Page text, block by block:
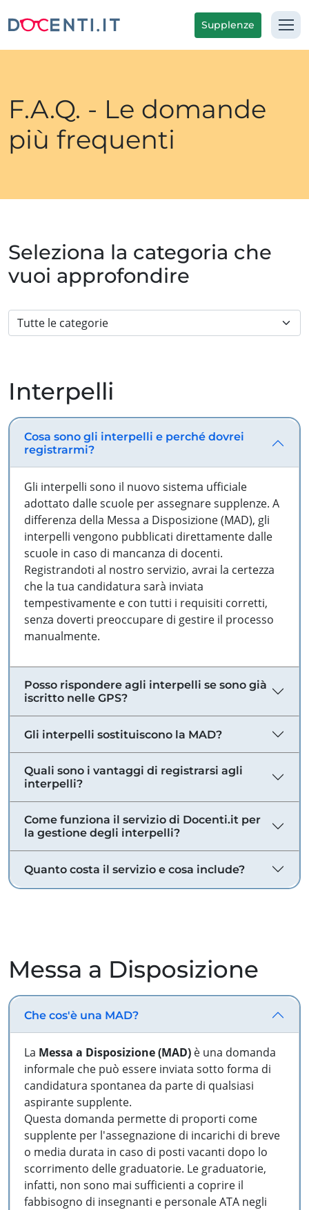
Supplenze
F.A.Q. - Le domande
più frequenti
Seleziona la categoria che
vuoi approfondire
Interpelli
Cosa sono gli interpelli e perché dovrei
registrarmi?
Gli interpelli sono il nuovo sistema ufficiale
adottato dalle scuole per assegnare supplenze. A
differenza della Messa a Disposizione (MAD), gli
interpelli vengono pubblicati direttamente dalle
scuole in caso di mancanza di docenti.
Registrandoti al nostro servizio, avrai la certezza
che la tua candidatura sarà inviata
tempestivamente e con tutti i requisiti corretti,
senza doverti preoccupare di gestire il processo
manualmente.
Posso rispondere agli interpelli se sono già
iscritto nelle GPS?
Gli interpelli sostituiscono la MAD?
Quali sono i vantaggi di registrarsi agli
interpelli?
Come funziona il servizio di Docenti.it per
la gestione degli interpelli?
Quanto costa il servizio e cosa include?
Messa a Disposizione
Che cos'è una MAD?
La Messa a Disposizione (MAD) è una domanda
informale che può essere inviata sotto forma di
candidatura spontanea da parte di qualsiasi
aspirante supplente.
Questa domanda permette di proporti come
supplente per l'assegnazione di incarichi di breve
o media durata in caso di posti vacanti dopo lo
scorrimento delle graduatorie. Le graduatorie,
infatti, non sono mai sufficienti a coprire il
fabbisogno di insegnanti e personale ATA negli